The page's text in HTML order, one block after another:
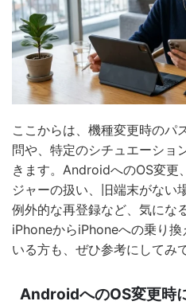
ここからは、機種変更時のパ
問や、特定のシチュエーショ
きます。AndroidへのOS変更
ジャーの扱い、旧端末がない
例外的な再登録など、気にな
iPhoneからiPhoneへの乗り
いる方も、ぜひ参考にしてみ
AndroidへのOS変更時